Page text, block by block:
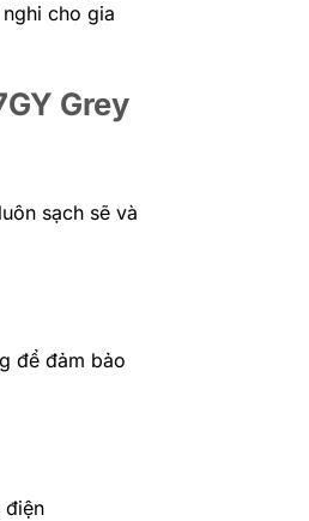
cho gia
Grey
sạch sẽ và
để đảm bảo
điện